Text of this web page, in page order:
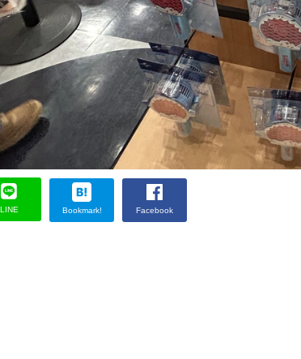
LINE Bookmark! Facebook